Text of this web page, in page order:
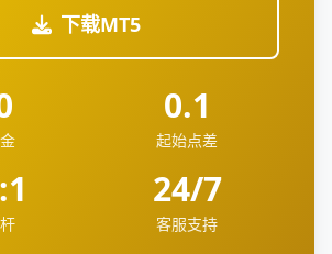
下载MT5
0.1
起始点差
24/7
客服支持